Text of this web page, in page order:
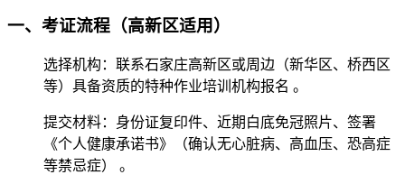
一、考证流程（高新区适用）
‌选择机构‌：联系石家庄高新区或周边（新华区、桥西区
等）具备资质的特种作业培训机构报名 。
‌提交材料‌：身份证复印件、近期白底免冠照片、签署
《个人健康承诺书》（确认无心脏病、高血压、恐高症
等禁忌症） 。